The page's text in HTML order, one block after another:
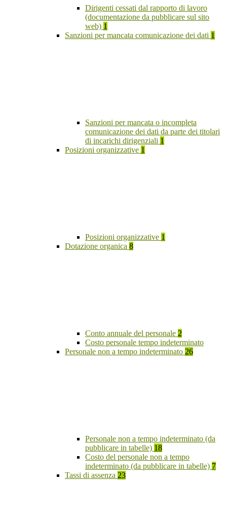
Dirigenti cessati dal rapporto di lavoro
(documentazione da pubblicare sul sito
web) 1
Sanzioni per mancata comunicazione dei dati 1
Sanzioni per mancata o incompleta
comunicazione dei dati da parte dei titolari
di incarichi dirigenziali 1
Posizioni organizzative 1
Posizioni organizzative 1
Dotazione organica 8
Conto annuale del personale 2
Costo personale tempo indeterminato
Personale non a tempo indeterminato 26
Personale non a tempo indeterminato (da
pubblicare in tabelle) 18
Costo del personale non a tempo
indeterminato (da pubblicare in tabelle) 7
Tassi di assenza 23